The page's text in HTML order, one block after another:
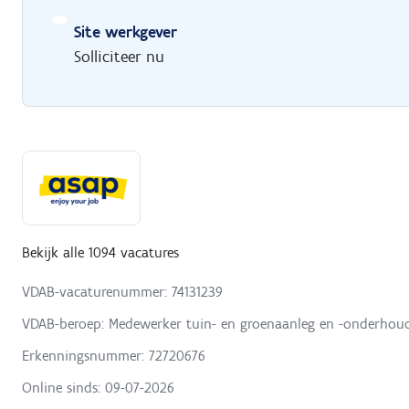
Site werkgever
Solliciteer nu
Bekijk alle 1094 vacatures
VDAB-vacaturenummer: 74131239
VDAB-beroep: Medewerker tuin- en groenaanleg en -
Erkenningsnummer: 72720676
Online sinds: 09-07-2026